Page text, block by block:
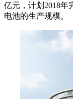
亿元，计划2018年
电池的生产规模。